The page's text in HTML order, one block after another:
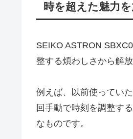
時を超えた魅力
SEIKO ASTRON
整する煩わしさから解
例えば、以前使ってい
回手動で時刻を調整す
なものです。